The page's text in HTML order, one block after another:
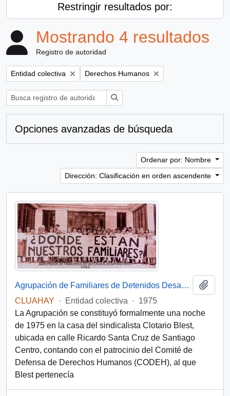
Restringir resultados por:
Mostrando 4 resultados
Registro de autoridad
Remove filter:
Entidad colectiva Remove filter:
Derechos Humanos
Opciones avanzadas de búsqueda
Ordenar por: Nombre
Dirección: Clasificación en orden ascendente
Agrupación de Familiares de Detenidos Desaparecidos (Chile)
CLUAHAY
· Entidad colectiva · 1975
La Agrupación se constituyó formalmente una noche
de 1975 en la casa del sindicalista Clotario Blest,
ubicada en calle Ricardo Santa Cruz de Santiago
Centro, contando con el patrocinio del Comité de
Defensa de Derechos Humanos (CODEH), al que
Blest pertenecía